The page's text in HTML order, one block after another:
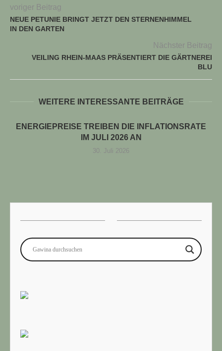
voriger Beitrag
NEUE PETUNIE BRINGT JETZT DEN STERNENHIMMEL
IN DEN GARTEN
Nächster Beitrag
VEILING RHEIN-MAAS PRÄSENTIERT DIE GÄRTNEREI
BLU
WEITERE INTERESSANTE BEITRÄGE
ENERGIEPREISE TREIBEN DIE INFLATIONSRATE
IM JULI 2026 AN
30. Juli 2026